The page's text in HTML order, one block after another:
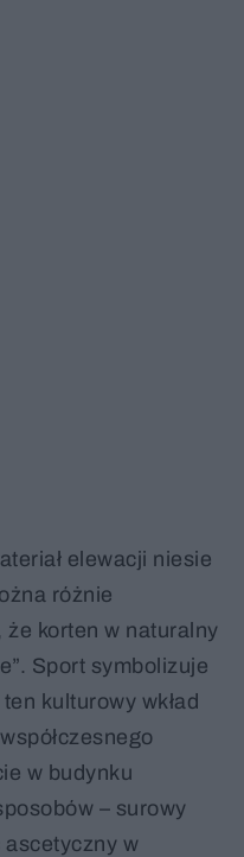
elewacji niesie
różnie
korten w naturalny
Sport symbolizuje
kulturowy wkład
w budynku
– surowy
ascetyczny w